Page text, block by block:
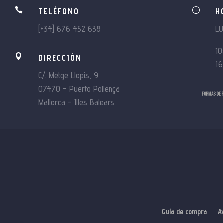

TELÉFONO
[+34] 676 452 638

DIRECCIÓN
C/. Metge Llopis, 9
07470 – Puerto Pollença
Mallorca – Illes Balears
}
Guía de compra